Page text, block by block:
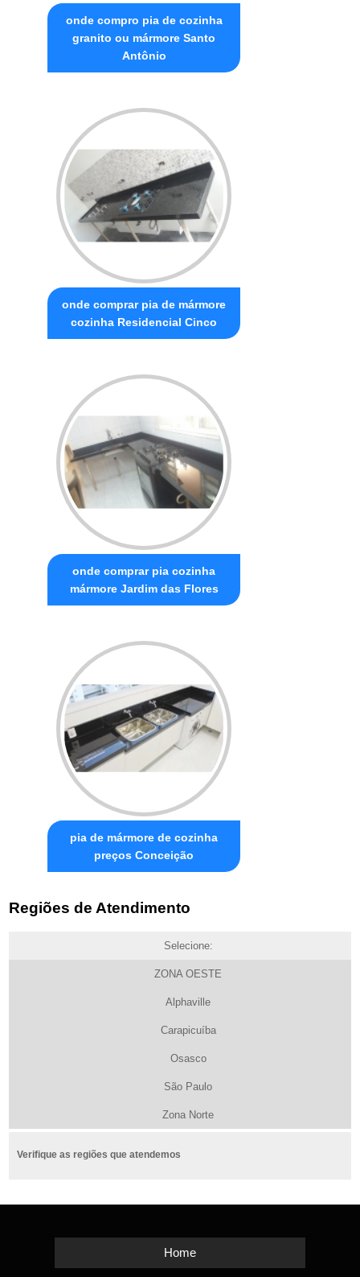
onde compro pia de cozinha
granito ou mármore Santo
Antônio
onde comprar pia de mármore
cozinha Residencial Cinco
onde comprar pia cozinha
mármore Jardim das Flores
pia de mármore de cozinha
preços Conceição
Regiões de Atendimento
Selecione:
ZONA OESTE
Alphaville
Carapicuíba
Osasco
São Paulo
Zona Norte
Verifique as regiões que atendemos
Home